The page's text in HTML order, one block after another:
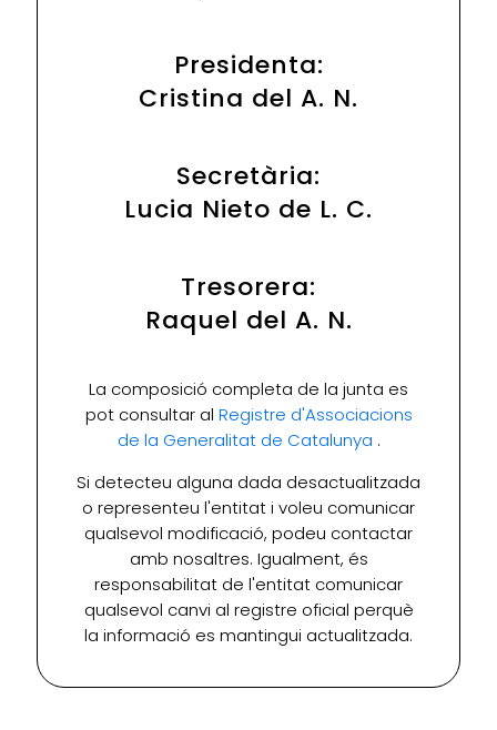
Presidenta:
Cristina del A. N.
Secretària:
Lucia Nieto de L. C.
Tresorera:
Raquel del A. N.
La composició completa de la junta es
pot consultar al Registre d'Associacions
de la Generalitat de Catalunya .
Si detecteu alguna dada desactualitzada
o representeu l'entitat i voleu comunicar
qualsevol modificació, podeu contactar
amb nosaltres. Igualment, és
responsabilitat de l'entitat comunicar
qualsevol canvi al registre oficial perquè
la informació es mantingui actualitzada.